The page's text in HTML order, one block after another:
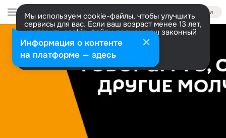
Войти
Мы используем cookie-файлы, чтобы улучшить
сервисы для вас. Если ваш возраст менее 13 лет,
настроить cookie-файлы должен ваш законный
представитель. Больше информации
Разрешить все Настроить
Информация о контенте
на платформе — здесь